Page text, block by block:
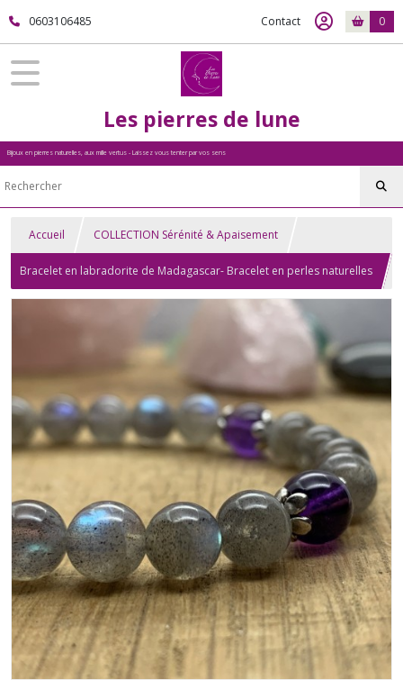
0603106485 Contact 0
Les pierres de lune
Bijoux en pierres naturelles, aux mille vertus - Laissez vous tenter par vos sens
Accueil COLLECTION Sérénité & Apaisement
Bracelet en labradorite de Madagascar- Bracelet en perles naturelles
- Labradorite grade AA - Améthyste, grade AA+ - 8mm - Intercalaire
argenté - Protection et apaisement